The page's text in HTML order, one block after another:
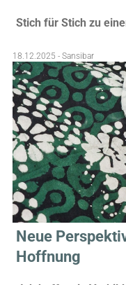
Stich für Stich zu
18.12.2025 - Sansibar
Neue
Hoffnung